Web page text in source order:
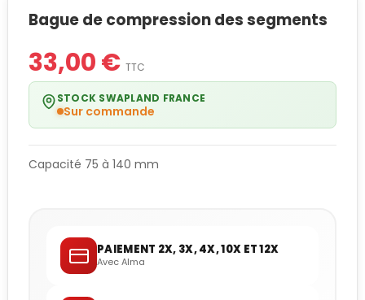
Bague de compression des segments
33,00 € TTC
STOCK SWAPLAND FRANCE
Sur commande
Capacité 75 à 140 mm
PAIEMENT 2X, 3X, 4X, 10X ET 12X
Avec Alma